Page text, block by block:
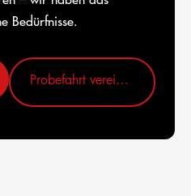
Bedürfnisse.
Probefahrt vereinbaren